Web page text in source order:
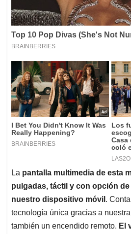
La pantalla multimedia de esta
pulgadas, táctil y con opción
nuestro dispositivo móvil .
tecnología única gracias a
también un encendido remoto. El